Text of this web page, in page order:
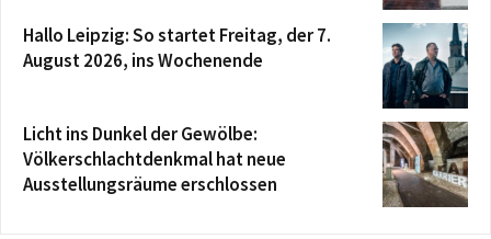
Hallo Leipzig: So startet Freitag, der 7.
August 2026, ins Wochenende
Licht ins Dunkel der Gewölbe:
Völkerschlachtdenkmal hat neue
Ausstellungsräume erschlossen